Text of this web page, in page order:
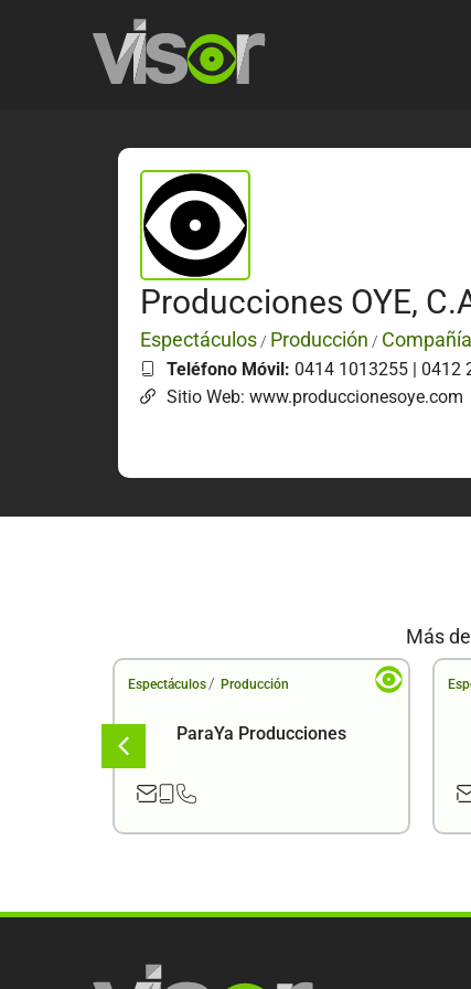
Producciones OYE,
Espectáculos / Producción /
Teléfono Móvil: 0414 1013255 | 0412
Sitio Web: www.produccionesoye.com
Más
Espectáculos / Producción
ParaYa Producciones